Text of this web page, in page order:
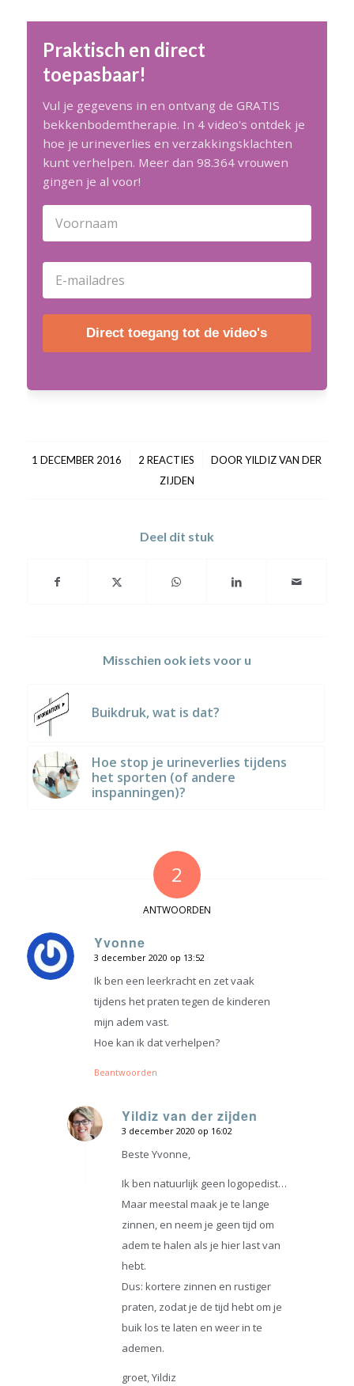
Praktisch en direct
toepasbaar!
Vul je gegevens in en ontvang de GRATIS
bekkenbodemtherapie. In 4 video's ontdek je
hoe je urineverlies en verzakkingsklachten
kunt verhelpen. Meer dan 98.364 vrouwen
gingen je al voor!
Direct toegang tot de video's
1 DECEMBER 2016
/ 2 REACTIES
/ DOORYILDIZ VAN DER
ZIJDEN
Deel dit stuk
Misschien ook iets voor u
Buikdruk, wat is dat?
Hoe stop je urineverlies tijdens
het sporten (of andere
inspanningen)?
2
ANTWOORDEN
Yvonne
zegt:
3 december 2020 op 13:52
Ik ben een leerkracht en zet vaak
tijdens het praten tegen de kinderen
mijn adem vast.
Hoe kan ik dat verhelpen?
Beantwoorden
Yildiz van der zijden
zegt:
3 december 2020 op 16:02
Beste Yvonne,
Ik ben natuurlijk geen logopedist…
Maar meestal maak je te lange
zinnen, en neem je geen tijd om
adem te halen als je hier last van
hebt.
Dus: kortere zinnen en rustiger
praten, zodat je de tijd hebt om je
buik los te laten en weer in te
ademen.
groet, Yildiz